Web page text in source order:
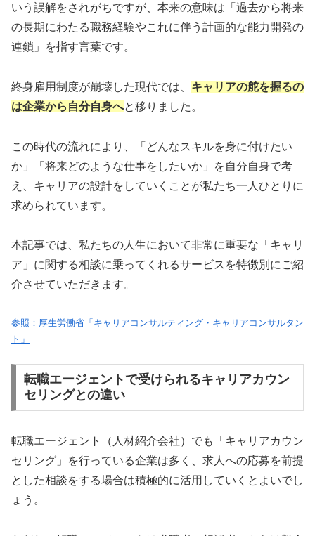
いう誤解をされがちですが、本来の意味は「過去から将来
の長期にわたる職務経験やこれに伴う計画的な能力開発の
連鎖」を指す言葉です。
終身雇用制度が崩壊した現代では、 キャリアの舵を握るの
は企業から自分自身へと移りました。
この時代の流れにより、「どんなスキルを身に付けたい
か」「将来どのような仕事をしたいか」を自分自身で考
え、キャリアの設計をしていくことが私たち一人ひとりに
求められています。
本記事では、私たちの人生において非常に重要な「キャリ
ア」に関する相談に乗ってくれるサービスを特徴別にご紹
介させていただきます。
参照：厚生労働省「キャリアコンサルティング・キャリアコンサルタン
ト」
転職エージェントで受けられるキャリアカウン
セリングとの違い
転職エージェント（人材紹介会社）でも「キャリアカウン
セリング」を行っている企業は多く、求人への応募を前提
とした相談をする場合は積極的に活用していくとよいでし
ょう。